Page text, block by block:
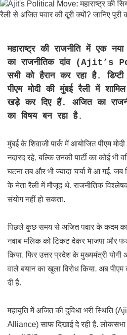
महाराष्ट्र की राजनीति में एक
का राजनीतिक दांव
सभी को हैरान कर रहा है.
पीएम मोदी की मुंबई रैली में
खड़े कर दिए हैं. अजित का
का विषय बन रहा है.
मुंबई के शिवाजी पार्क में आयोजित पीएम
नदारद रहे, बल्कि उनकी पार्टी का कोई भी
घटना तब और भी ज्यादा चर्चा में आ गई,
के नेता रैली में मौजूद थे. राजनीतिक
संयोग नहीं हो सकता.
पिछले कुछ समय से अजित पवार के कदम
नवाब मलिक को टिकट देकर भाजपा और
किया. फिर उत्तर प्रदेश के मुख्यमंत्री योगी
वाले बयान का खुला विरोध किया. अब
दी है.
महायुति में अजित की दुविधा भरी स्थिति
Alliance) साफ दिखाई दे रही है.